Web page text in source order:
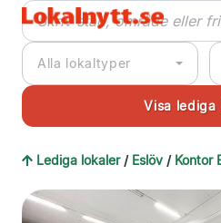
Alla lokaltyper
Lediga lokaler / Eslöv / Kontor